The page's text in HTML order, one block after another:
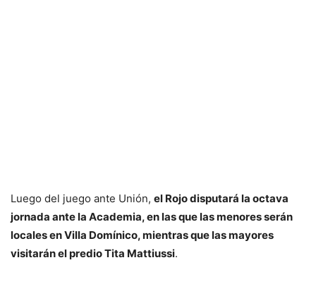
Luego del juego ante Unión, el Rojo disputará la octava
jornada ante la Academia, en las que las menores serán
locales en Villa Domínico, mientras que las mayores
visitarán el predio Tita Mattiussi.